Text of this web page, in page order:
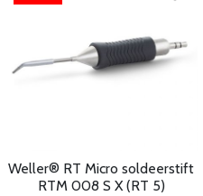
Weller® RT Micro soldeerstift
RTM 008 S X (RT 5)